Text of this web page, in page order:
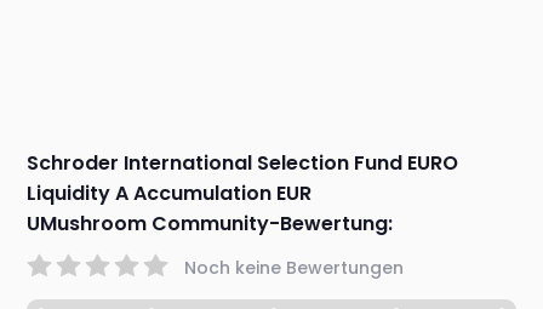
Schroder International Selection Fund EURO
Liquidity A Accumulation EUR
UMushroom Community-Bewertung:
Noch keine Bewertungen